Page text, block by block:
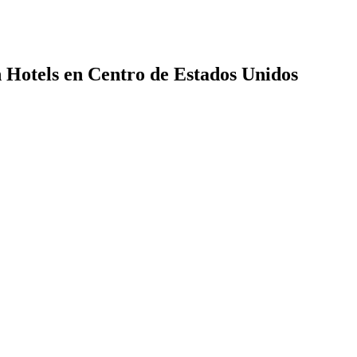
en Centro de Estados Unidos